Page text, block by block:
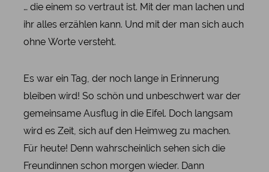
… die einem so vertraut ist. Mit der man lachen und
ihr alles erzählen kann. Und mit der man sich auch
ohne Worte versteht.
Es war ein Tag, der noch lange in Erinnerung
bleiben wird! So schön und unbeschwert war der
gemeinsame Ausflug in die Eifel. Doch langsam
wird es Zeit, sich auf den Heimweg zu machen.
Für heute! Denn wahrscheinlich sehen sich die
Freundinnen schon morgen wieder. Dann